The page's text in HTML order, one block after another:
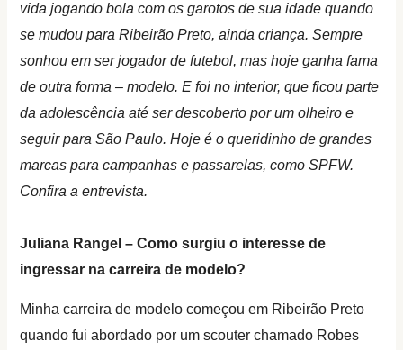
vida jogando bola com os garotos de sua idade quando
se mudou para Ribeirão Preto, ainda criança. Sempre
sonhou em ser jogador de futebol, mas hoje ganha fama
de outra forma – modelo. E foi no interior, que ficou parte
da adolescência até ser descoberto por um olheiro e
seguir para São Paulo. Hoje é o queridinho de grandes
marcas para campanhas e passarelas, como SPFW.
Confira a entrevista.
Juliana Rangel – Como surgiu o interesse de
ingressar na carreira de modelo?
Minha carreira de modelo começou em Ribeirão Preto
quando fui abordado por um scouter chamado Robes